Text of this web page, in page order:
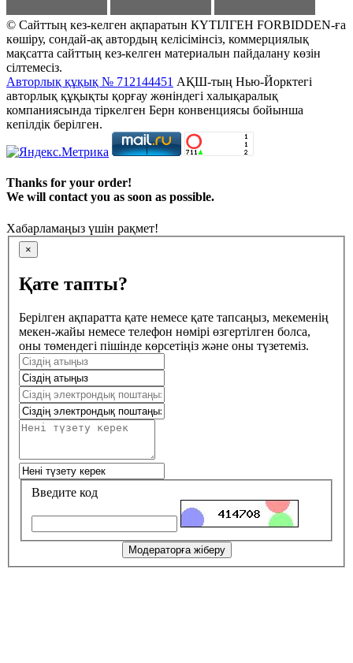
© Сайттың кез-келген ақпаратын КҮТІЛГЕН FORBIDDEN-ға
көшіру, сондай-ақ автордың келісімінсіз, коммерциялық
мақсатта сайттың кез-келген материалын пайдалану көзін
сілтемесіз.
Авторлық құқық № 712144451 АҚШ-тың Нью-Йорктегі
авторлық құқықты қорғау жөніндегі халықаралық
компаниясында тіркелген Берн конвенциясы бойынша
кепілдік берілген.
Thanks for your order!
We will contact you as soon as possible.
Хабарламаңыз үшін рақмет!
×
Қате тапты?
Берілген ақпаратта қате немесе қате тапсаңыз, мекеменің
мекен-жайы немесе телефон нөмірі өзгертілген болса,
оны төмендегі пішінде көрсетіңіз және оны түзетеміз.
Введите код
Модераторға жіберу